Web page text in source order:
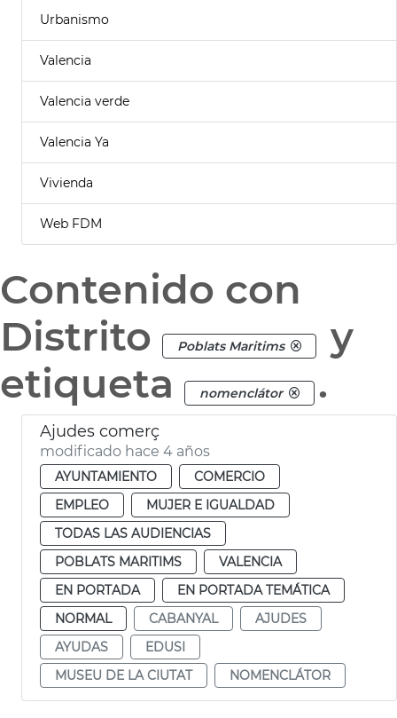
Urbanismo
Valencia
Valencia verde
Valencia Ya
Vivienda
Web FDM
Contenido con
Distrito
Poblats Maritims
y
etiqueta
nomenclátor .
Ajudes comerç
modificado hace 4 años
AYUNTAMIENTO
COMERCIO
EMPLEO
MUJER E IGUALDAD
TODAS LAS AUDIENCIAS
POBLATS MARITIMS
VALENCIA
EN PORTADA
EN PORTADA TEMÁTICA
NORMAL
CABANYAL
AJUDES
AYUDAS
EDUSI
MUSEU DE LA CIUTAT
NOMENCLÁTOR